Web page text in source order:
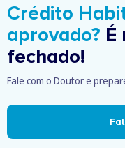
Crédito
aprovado? É
fechado!
Fale com o Doutor e